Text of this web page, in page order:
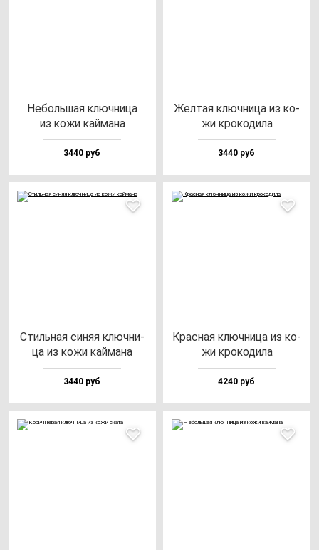
Неболь­шая ключ­ни­ца
из ко­жи кай­ма­на
3440 руб
Жел­тая ключ­ни­ца из ко­
жи кро­ко­ди­ла
3440 руб
Стиль­ная си­няя ключ­ни­
ца из ко­жи кай­ма­на
3440 руб
Крас­ная ключ­ни­ца из ко­
жи кро­ко­ди­ла
4240 руб